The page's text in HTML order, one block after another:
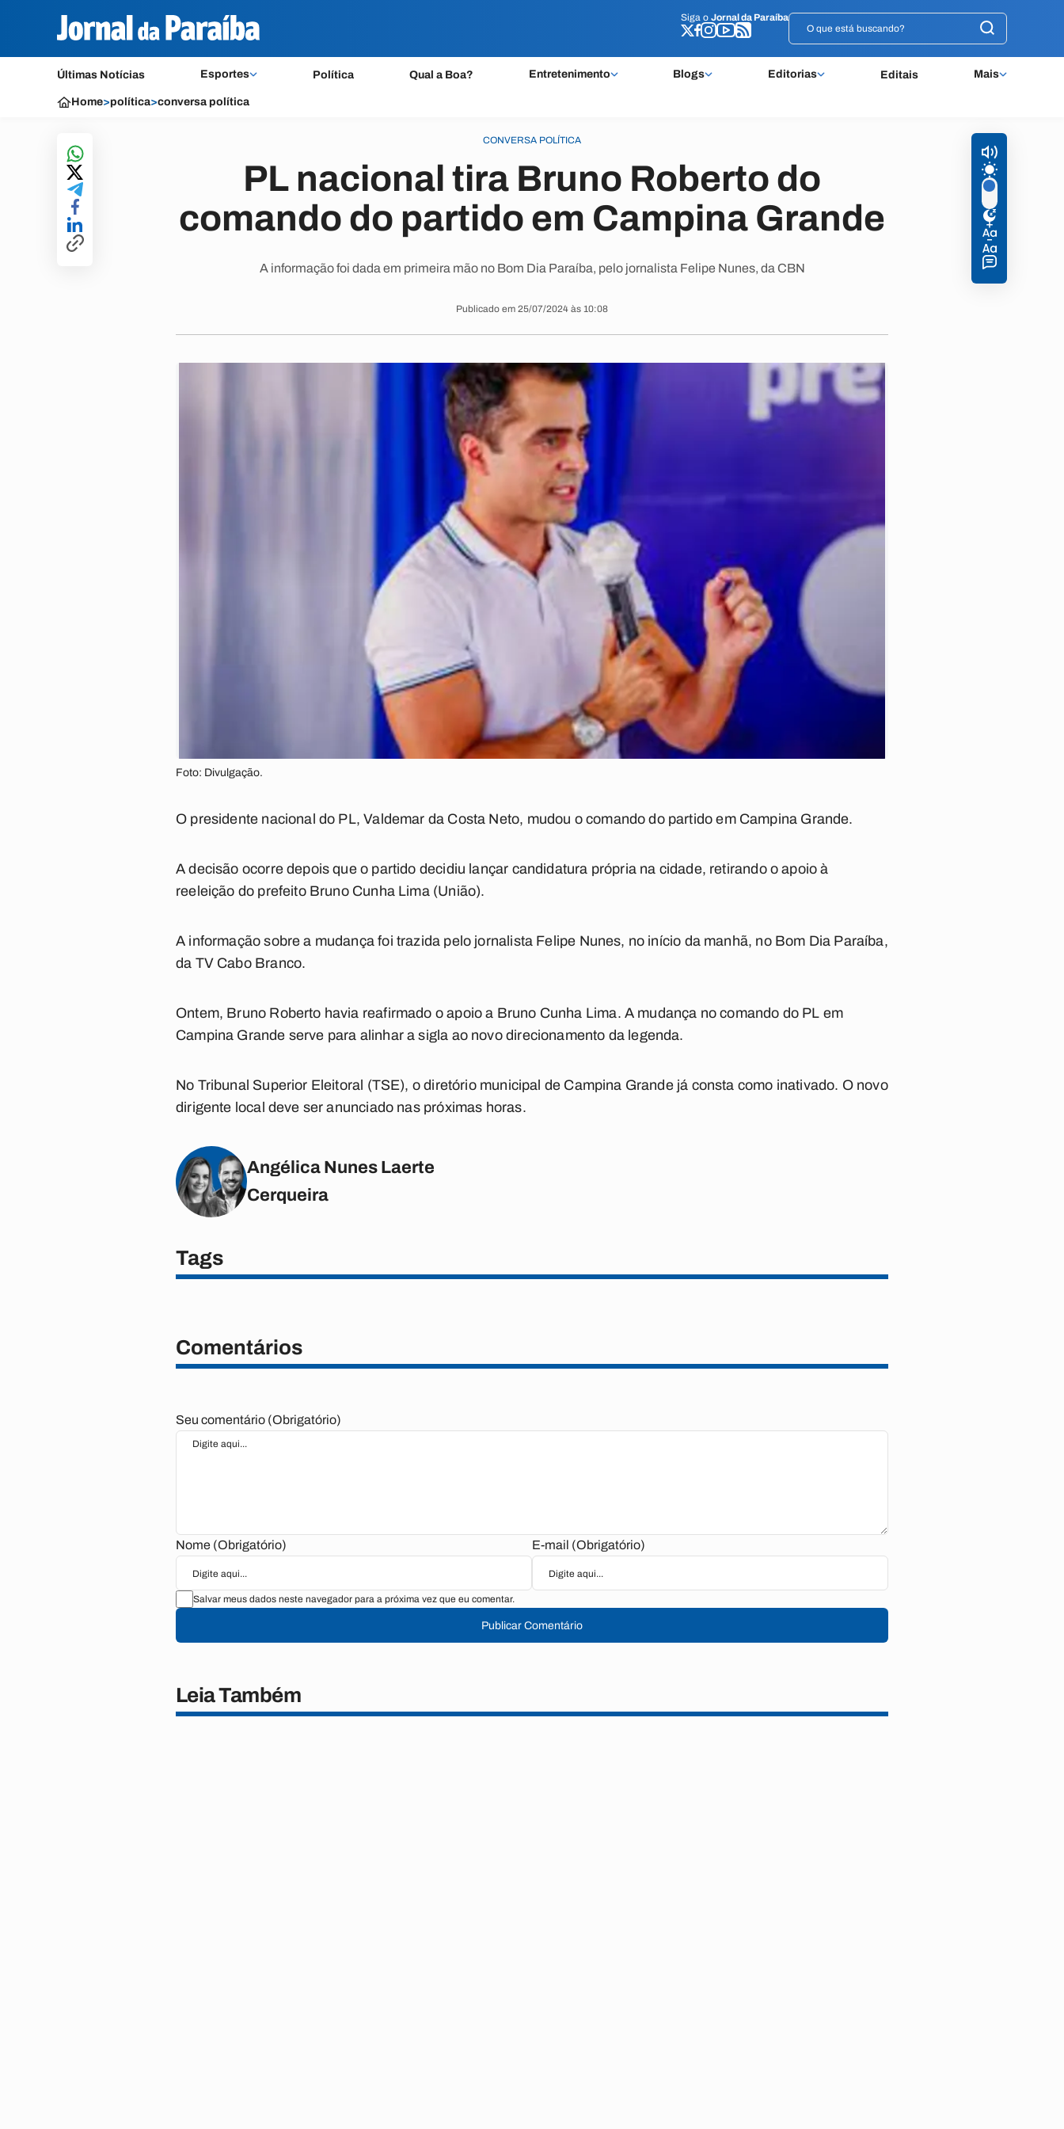
Siga o Jornal da Paraíba
Últimas Notícias Esportes Política Qual a Boa? Entretenimento Blogs Editorias Editais Mais
Siga o Jornal da Paraíba
Home>política>conversa política
CONVERSA POLÍTICA
PL nacional tira Bruno Roberto do
comando do partido em Campina Grande
A informação foi dada em primeira mão no Bom Dia Paraíba, pelo jornalista Felipe Nunes, da CBN
Publicado em 25/07/2024 às 10:08
Foto: Divulgação.
O presidente nacional do PL, Valdemar da Costa Neto, mudou o comando do partido em Campina Grande.
A decisão ocorre depois que o partido decidiu lançar candidatura própria na cidade, retirando o apoio à
reeleição do prefeito Bruno Cunha Lima (União).
A informação sobre a mudança foi trazida pelo jornalista Felipe Nunes, no início da manhã, no Bom Dia Paraíba,
da TV Cabo Branco.
Ontem, Bruno Roberto havia reafirmado o apoio a Bruno Cunha Lima. A mudança no comando do PL em
Campina Grande serve para alinhar a sigla ao novo direcionamento da legenda.
No Tribunal Superior Eleitoral (TSE), o diretório municipal de Campina Grande já consta como inativado. O novo
dirigente local deve ser anunciado nas próximas horas.
Angélica Nunes Laerte
Cerqueira
Tags
Comentários
Seu comentário (Obrigatório)
Nome (Obrigatório) E-mail (Obrigatório)
Salvar meus dados neste navegador para a próxima vez que eu comentar.
Publicar Comentário
Leia Também